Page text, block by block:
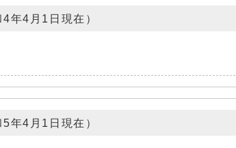
年4月1日現在）
年4月1日現在）